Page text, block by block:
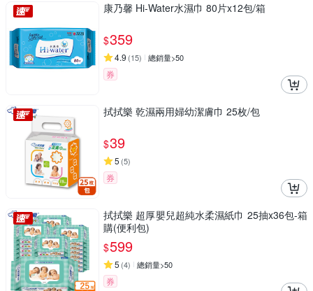
康乃馨 Hi-Water水濕巾 80片x12包/箱
$359
4.9 (15) 總銷量>50
券
拭拭樂 乾濕兩用婦幼潔膚巾 25枚/包
$39
5 (5)
券
拭拭樂 超厚嬰兒超純水柔濕紙巾 25抽x36包-箱
購(便利包)
$599
5 (4) 總銷量>50
券